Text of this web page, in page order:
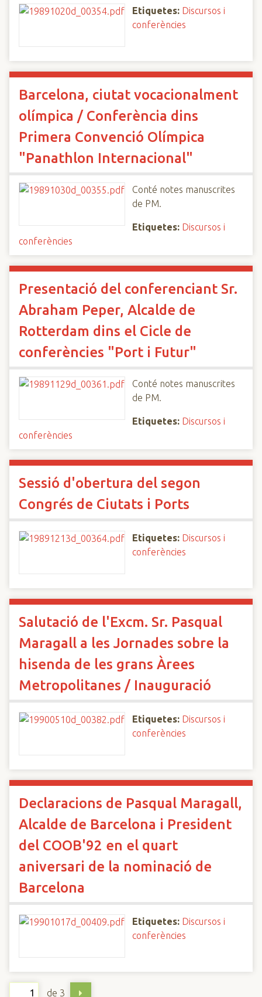
Etiquetes: Discursos i
conferències
Barcelona, ciutat vocacionalment
olímpica / Conferència dins
Primera Convenció Olímpica
"Panathlon Internacional"
Conté notes manuscrites
de PM.
Etiquetes: Discursos i
conferències
Presentació del conferenciant Sr.
Abraham Peper, Alcalde de
Rotterdam dins el Cicle de
conferències "Port i Futur"
Conté notes manuscrites
de PM.
Etiquetes: Discursos i
conferències
Sessió d'obertura del segon
Congrés de Ciutats i Ports
Etiquetes: Discursos i
conferències
Salutació de l'Excm. Sr. Pasqual
Maragall a les Jornades sobre la
hisenda de les grans Àrees
Metropolitanes / Inauguració
Etiquetes: Discursos i
conferències
Declaracions de Pasqual Maragall,
Alcalde de Barcelona i President
del COOB'92 en el quart
aniversari de la nominació de
Barcelona
Etiquetes: Discursos i
conferències
de 3